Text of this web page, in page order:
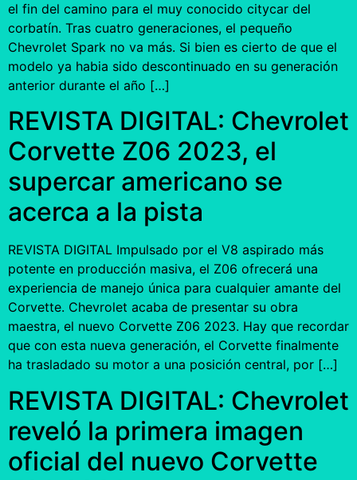
el fin del camino para el muy conocido citycar del
corbatín. Tras cuatro generaciones, el pequeño
Chevrolet Spark no va más. Si bien es cierto de que el
modelo ya habia sido descontinuado en su generación
anterior durante el año […]
REVISTA DIGITAL: Chevrolet
Corvette Z06 2023, el
supercar americano se
acerca a la pista
REVISTA DIGITAL Impulsado por el V8 aspirado más
potente en producción masiva, el Z06 ofrecerá una
experiencia de manejo única para cualquier amante del
Corvette. Chevrolet acaba de presentar su obra
maestra, el nuevo Corvette Z06 2023. Hay que recordar
que con esta nueva generación, el Corvette finalmente
ha trasladado su motor a una posición central, por […]
REVISTA DIGITAL: Chevrolet
reveló la primera imagen
oficial del nuevo Corvette